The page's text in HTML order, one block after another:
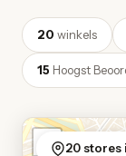
20 winkels
15 Hoogst
+
20 stores